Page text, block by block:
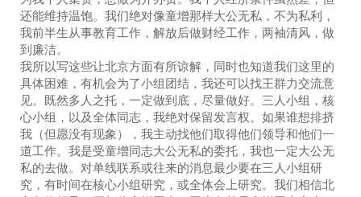
还能维持温饱。我们绝对像童增那样大公无私，不为私利，
我前半生从事教育工作，解放后做财经工作，两袖清风，做
到廉洁。
我所以写这些让北京方面有所谅解，同时也知道我们这里的
具体困难，有机会为了小组团结，我还可以找王群力交流意
见。既然多人之托，一定做到底，尽量做好。三人小组，核
心小组，以及全体同志，我绝对保留发言权。如果谁想排挤
我（但愿没有现象），我主动找他们取得他们领导和他们一
道工作。我是受童增同志大公无私的委托，我也一定大公无
私的去做。对单线联系或往来的消息最少要在三人小组研
究，有时间在核心小组研究，或全体会上研究。我们相信北